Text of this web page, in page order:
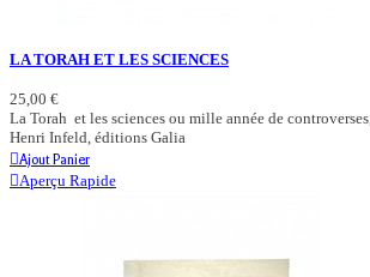
LA TORAH ET LES SCIENCES
25,00 €
La Torah et les sciences ou mille année de controverses,
Henri Infeld, éditions Galia
Ajout Panier
Aperçu Rapide